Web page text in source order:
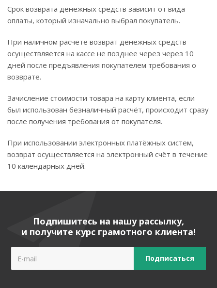
Срок возврата денежных средств зависит от вида
оплаты, который изначально выбрал покупатель.
При наличном расчете возврат денежных средств
осуществляется на кассе не позднее через через 10
дней после предъявления покупателем требования о
возврате.
Зачисление стоимости товара на карту клиента, если
был использован безналичный расчёт, происходит сразу
после получения требования от покупателя.
При использовании электронных платёжных систем,
возврат осуществляется на электронный счёт в течение
10 календарных дней.
Подпишитесь на нашу рассылку,
и получите курс грамотного клиента!